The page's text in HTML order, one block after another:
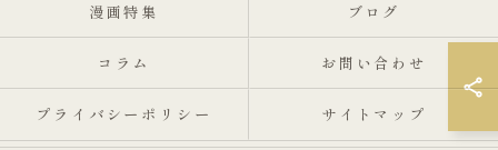
漫画特集 ブログ
コラム お問い合わせ
プライバシーポリシー サイトマップ